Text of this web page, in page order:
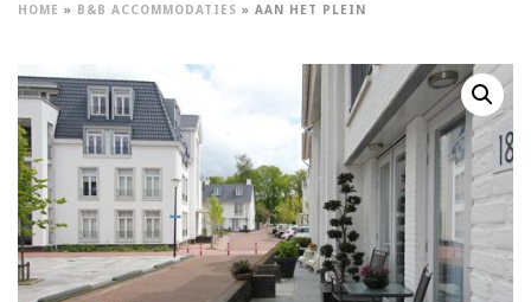
HOME » B&B ACCOMMODATIES » AAN HET PLEIN